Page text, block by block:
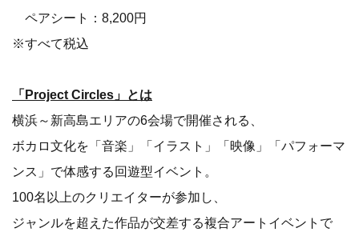
ペアシート：8,200円
※すべて税込
「Project Circles」とは
横浜～新高島エリアの6会場で開催される、
ボカロ文化を「音楽」「イラスト」「映像」「パフォーマ
ンス」で体感する回遊型イベント。
100名以上のクリエイターが参加し、
ジャンルを超えた作品が交差する複合アートイベントで